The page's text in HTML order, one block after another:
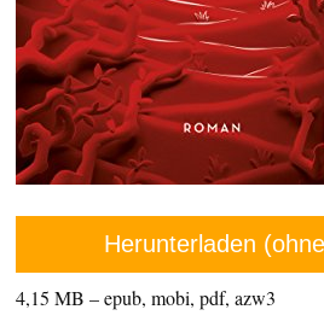
Herunterladen
4,15 MB – epub, mobi, pdf, azw3